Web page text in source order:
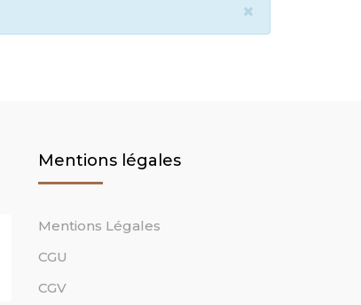
Mentions légales
Mentions Légales
CGU
CGV